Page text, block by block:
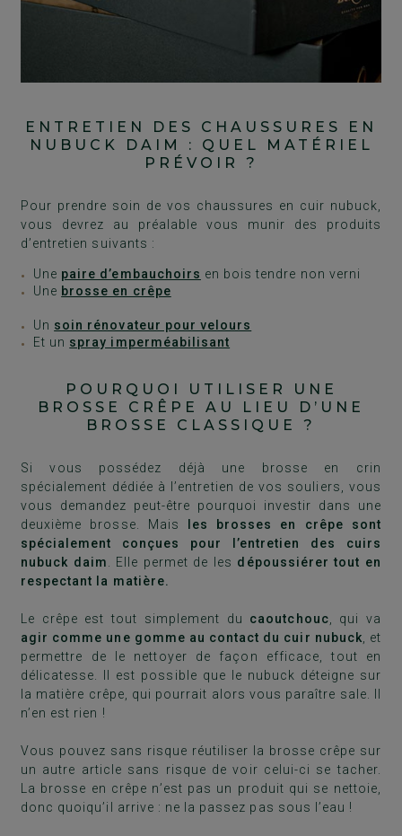
ENTRETIEN DES CHAUSSURES EN
NUBUCK DAIM : QUEL MATÉRIEL
PRÉVOIR ?
Pour prendre soin de vos chaussures en cuir nubuck,
vous devrez au préalable vous munir des produits
d’entretien suivants :
Une paire d’embauchoirs en bois tendre non verni
Une brosse en crêpe
Un soin rénovateur pour velours
Et un spray imperméabilisant
POURQUOI UTILISER UNE
BROSSE CRÊPE AU LIEU D’UNE
BROSSE CLASSIQUE ?
Si vous possédez déjà une brosse en crin
spécialement dédiée à l’entretien de vos souliers, vous
vous demandez peut-être pourquoi investir dans une
deuxième brosse. Mais
les brosses en crêpe sont
spécialement conçues pour l’entretien des cuirs
nubuck daim. Elle permet de les dépoussiérer tout en
respectant la matière.
Le crêpe est tout simplement du caoutchouc, qui va
agir comme une gomme au contact du cuir nubuck, et
permettre de le nettoyer de façon efficace, tout en
délicatesse. Il est possible que le nubuck déteigne sur
la matière crêpe, qui pourrait alors vous paraître sale. Il
n’en est rien !
Vous pouvez sans risque réutiliser la brosse crêpe sur
un autre article sans risque de voir celui-ci se tacher.
La brosse en crêpe n’est pas un produit qui se nettoie,
donc quoiqu’il arrive : ne la passez pas sous l’eau !